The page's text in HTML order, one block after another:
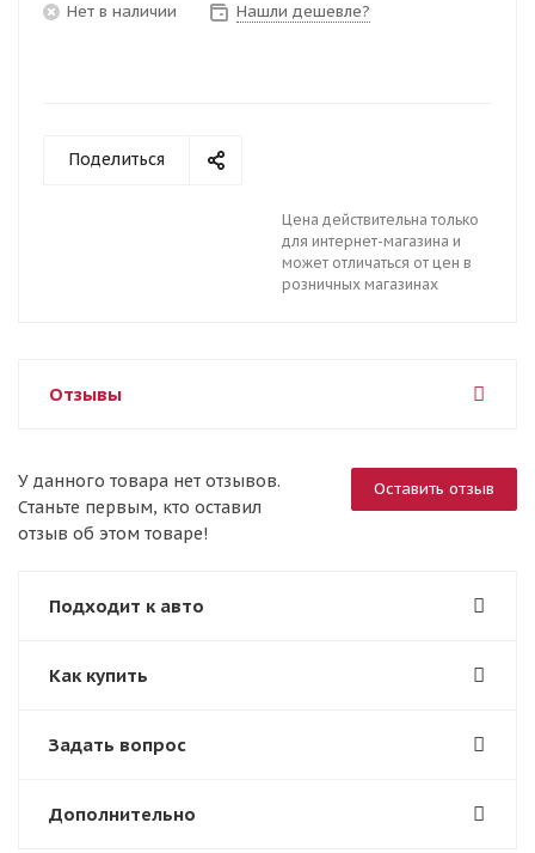
Нет в наличии Нашли дешевле?
Поделиться
Цена действительна только
для интернет-магазина и
может отличаться от цен в
розничных магазинах
Отзывы
Оставить отзыв
У данного товара нет отзывов.
Станьте первым, кто оставил
отзыв об этом товаре!
Подходит к авто
Как купить
Задать вопрос
Дополнительно